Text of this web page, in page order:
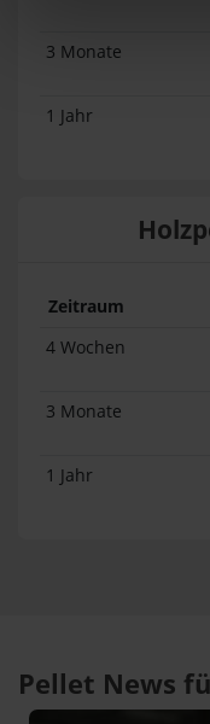
3 Monate
1 Jahr
Zeitraum
4 Wochen
3 Monate
1 Jahr
Pellet News